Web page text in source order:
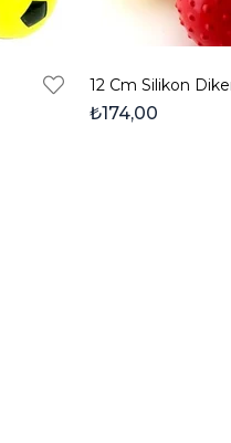
₺174,00